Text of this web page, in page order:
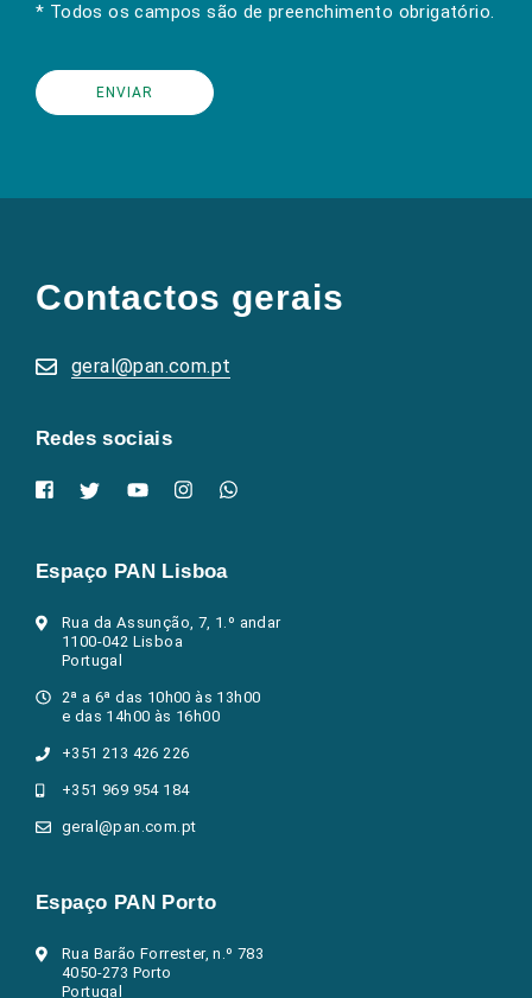
* Todos os campos são de preenchimento obrigatório.
Contactos gerais
geral@pan.com.pt
Redes sociais
redes
sociais
numa
nova
Espaço PAN Lisboa
Rua da Assunção, 7, 1.º andar
1100-042 Lisboa
Portugal
2ª a 6ª das 10h00 às 13h00
e das 14h00 às 16h00
+351 213 426 226
+351 969 954 184
geral@pan.com.pt
Espaço PAN Porto
Rua Barão Forrester, n.º 783
4050-273 Porto
Portugal